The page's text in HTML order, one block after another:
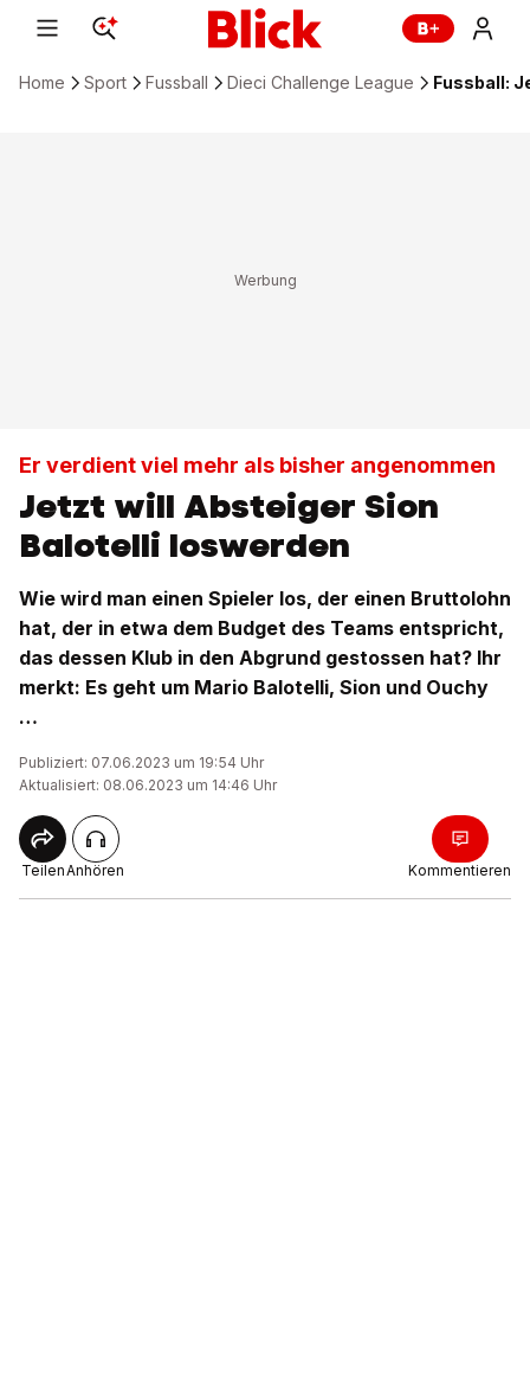
Home Sport Fussball Dieci Challenge League Fussball:
Er verdient viel mehr als bisher angenommen
Jetzt will Absteiger Sion
Balotelli loswerden
Wie wird man einen Spieler los, der einen Bruttolohn
hat, der in etwa dem Budget des Teams entspricht,
das dessen Klub in den Abgrund gestossen hat? Ihr
merkt: Es geht um Mario Balotelli, Sion und Ouchy
…
Publiziert: 07.06.2023 um 19:54 Uhr
Aktualisiert: 08.06.2023 um 14:46 Uhr
TeilenAnhören Kommentieren